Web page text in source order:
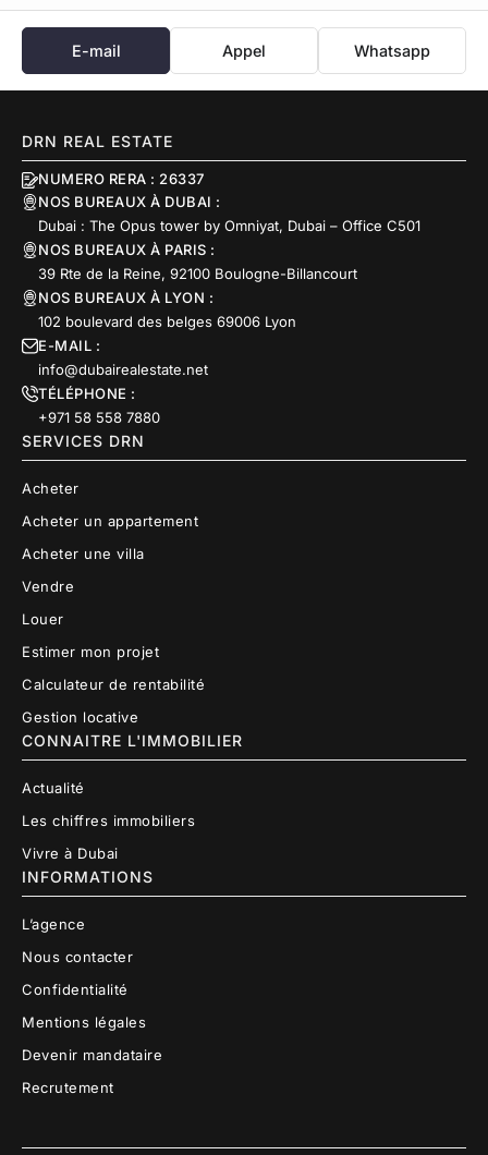
E-mail Appel Whatsapp
DRN REAL ESTATE
NUMERO RERA : 26337
NOS BUREAUX À DUBAI :
Dubai : The Opus tower by Omniyat, Dubai – Office C501
NOS BUREAUX À PARIS :
39 Rte de la Reine, 92100 Boulogne-Billancourt
NOS BUREAUX À LYON :
102 boulevard des belges 69006 Lyon
E-MAIL :
info@dubairealestate.net
TÉLÉPHONE :
+971 58 558 7880
SERVICES DRN
Acheter
Acheter un appartement
Acheter une villa
Vendre
Louer
Estimer mon projet
Calculateur de rentabilité
Gestion locative
CONNAITRE L'IMMOBILIER
Actualité
Les chiffres immobiliers
Vivre à Dubai
INFORMATIONS
L’agence
Nous contacter
Confidentialité
Mentions légales
Devenir mandataire
Recrutement